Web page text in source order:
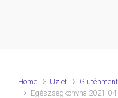
Home Üzlet
Egészségkonyha 2021-